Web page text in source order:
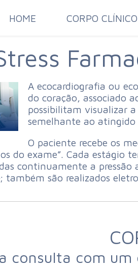
HOME CORPO CLÍNICO
consulta com
A ecocardiografia ou
do coração, associado
possibilitam visualizar
semelhante ao atingido
O paciente recebe os
do exame”. Cada
continuamente a
também são realizados